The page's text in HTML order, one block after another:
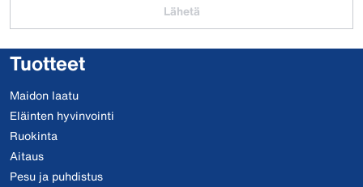
Lähetä
Tuotteet
Maidon laatu
Eläinten hyvinvointi
Ruokinta
Aitaus
Pesu ja puhdistus